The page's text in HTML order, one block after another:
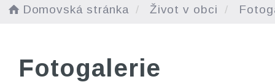
Domovská stránka Život v obci
Fotogalerie